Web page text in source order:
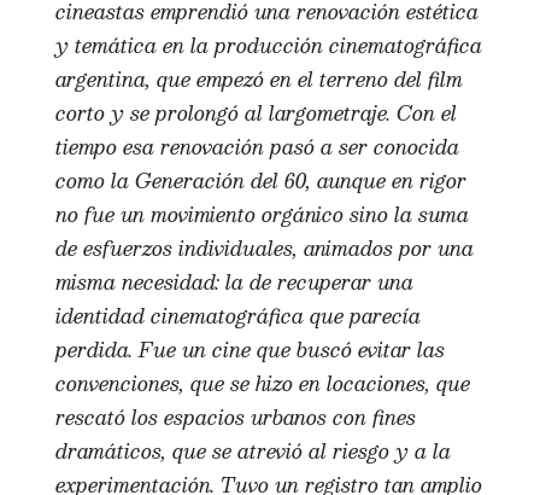
cineastas emprendió una renovación estética
y temática en la producción cinematográfica
argentina, que empezó en el terreno del film
corto y se prolongó al largometraje. Con el
tiempo esa renovación pasó a ser conocida
como la Generación del 60, aunque en rigor
no fue un movimiento orgánico sino la suma
de esfuerzos individuales, animados por una
misma necesidad: la de recuperar una
identidad cinematográfica que parecía
perdida. Fue un cine que buscó evitar las
convenciones, que se hizo en locaciones, que
rescató los espacios urbanos con fines
dramáticos, que se atrevió al riesgo y a la
experimentación. Tuvo un registro tan amplio